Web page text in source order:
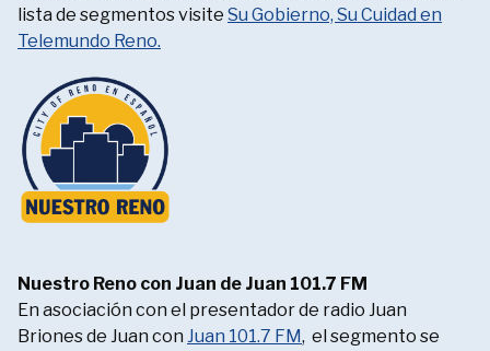
lista de segmentos visite Su Gobierno, Su Cuidad en
Telemundo Reno.
Nuestro Reno con Juan de Juan 101.7 FM
En asociación con el presentador de radio Juan
Briones de Juan con Juan 101.7 FM, el segmento se